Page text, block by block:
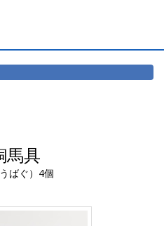
馬具
ばぐ）4個